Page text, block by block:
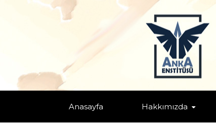
Anasayfa Hakkımızda
KRİTİK MALZEMELER & KRİTİK